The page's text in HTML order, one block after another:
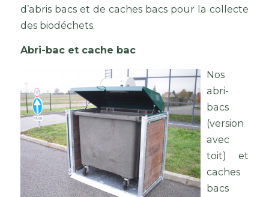
d’abris bacs et de caches bacs pour la collecte
des biodéchets.
Abri-bac et cache bac
Nos
abri-
bacs
(version
avec
toit) et
caches
bacs